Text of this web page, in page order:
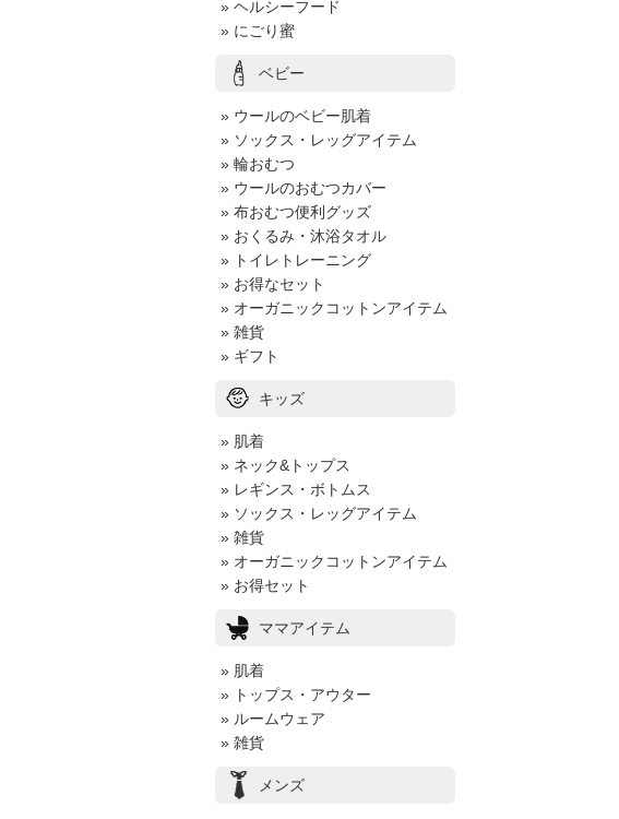
» ヘルシーフード
» にごり蜜
ベビー
» ウールのベビー肌着
» ソックス・レッグアイテム
» 輪おむつ
» ウールのおむつカバー
» 布おむつ便利グッズ
» おくるみ・沐浴タオル
» トイレトレーニング
» お得なセット
» オーガニックコットンアイテム
» 雑貨
» ギフト
キッズ
» 肌着
» ネック&トップス
» レギンス・ボトムス
» ソックス・レッグアイテム
» 雑貨
» オーガニックコットンアイテム
» お得セット
ママアイテム
» 肌着
» トップス・アウター
» ルームウェア
» 雑貨
メンズ